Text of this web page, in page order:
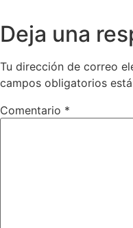
Deja una
Tu dirección de correo
campos obligatorios
Comentario *